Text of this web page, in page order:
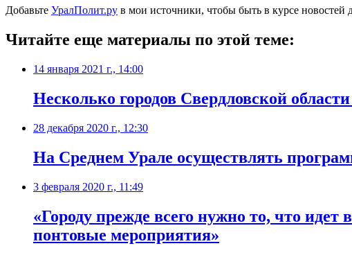
Добавьте УралПолит.ру в мои источники, чтобы быть в курсе новостей
Читайте еще материалы по этой теме:
14 января 2021 г., 14:00
Несколько городов Свердловской
28 декабря 2020 г., 12:30
На Среднем Урале осуществлять
3 февраля 2020 г., 11:49
«Городу прежде всего нужно то, что
понтовые мероприятия»